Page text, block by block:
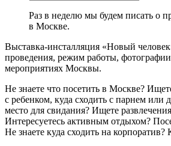
Раз в неделю мы будем писать о
в Москве.
Выставка-инсталляция «Новый
проведения, режим работы,
мероприятиях Москвы.
Не знаете что посетить в Москве?
с ребенком, куда сходить с парнем или
место для свидания? Ищете
Интересуетесь активным отдыхом?
Не знаете куда сходить на